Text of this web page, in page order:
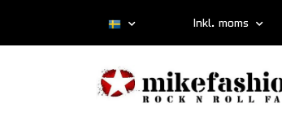
Inkl. moms